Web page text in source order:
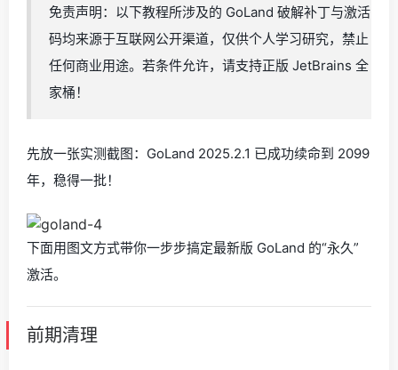
免责声明：以下教程所涉及的 GoLand 破解补丁与激活
码均来源于互联网公开渠道，仅供个人学习研究，禁止
任何商业用途。若条件允许，请支持正版 JetBrains 全
家桶！
先放一张实测截图：GoLand 2025.2.1 已成功续命到 2099
年，稳得一批！
下面用图文方式带你一步步搞定最新版 GoLand 的“永久”
激活。
前期清理